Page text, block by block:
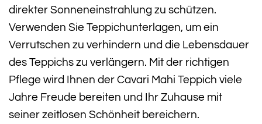
direkter Sonneneinstrahlung zu schützen.
Verwenden Sie Teppichunterlagen, um ein
Verrutschen zu verhindern und die Lebensdauer
des Teppichs zu verlängern. Mit der richtigen
Pflege wird Ihnen der Cavari Mahi Teppich viele
Jahre Freude bereiten und Ihr Zuhause mit
seiner zeitlosen Schönheit bereichern.